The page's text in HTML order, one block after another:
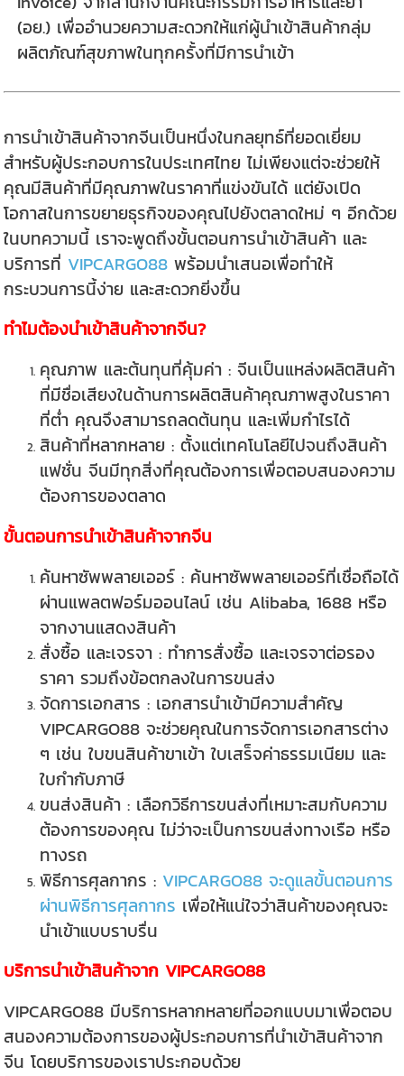
(อย.) เพื่ออำนวยความสะดวกให้แก่ผู้นำเข้าสินค้ากลุ่ม
ผลิตภัณฑ์สุขภาพในทุกครั้งที่มีการนำเข้า
การนำเข้าสินค้าจากจีนเป็นหนึ่งในกลยุทธ์ที่ยอดเยี่ยม
สำหรับผู้ประกอบการในประเทศไทย ไม่เพียงแต่จะช่วยให้
คุณมีสินค้าที่มีคุณภาพในราคาที่แข่งขันได้ แต่ยังเปิด
โอกาสในการขยายธุรกิจของคุณไปยังตลาดใหม่ ๆ อีกด้วย
ในบทความนี้ เราจะพูดถึงขั้นตอนการนำเข้าสินค้า และ
บริการที่ VIPCARGO88 พร้อมนำเสนอเพื่อทำให้
กระบวนการนี้ง่าย และสะดวกยิ่งขึ้น
ทำไมต้องนำเข้าสินค้าจากจีน?
คุณภาพ และต้นทุนที่คุ้มค่า : จีนเป็นแหล่งผลิตสินค้า
ที่มีชื่อเสียงในด้านการผลิตสินค้าคุณภาพสูงในราคา
ที่ต่ำ คุณจึงสามารถลดต้นทุน และเพิ่มกำไรได้
สินค้าที่หลากหลาย : ตั้งแต่เทคโนโลยีไปจนถึงสินค้า
แฟชั่น จีนมีทุกสิ่งที่คุณต้องการเพื่อตอบสนองความ
ต้องการของตลาด
ขั้นตอนการนำเข้าสินค้าจากจีน
ค้นหาซัพพลายเออร์ : ค้นหาซัพพลายเออร์ที่เชื่อถือได้
ผ่านแพลตฟอร์มออนไลน์ เช่น Alibaba, 1688 หรือ
จากงานแสดงสินค้า
สั่งซื้อ และเจรจา : ทำการสั่งซื้อ และเจรจาต่อรอง
ราคา รวมถึงข้อตกลงในการขนส่ง
จัดการเอกสาร : เอกสารนำเข้ามีความสำคัญ
VIPCARGO88 จะช่วยคุณในการจัดการเอกสารต่าง
ๆ เช่น ใบขนสินค้าขาเข้า ใบเสร็จค่าธรรมเนียม และ
ใบกำกับภาษี
ขนส่งสินค้า : เลือกวิธีการขนส่งที่เหมาะสมกับความ
ต้องการของคุณ ไม่ว่าจะเป็นการขนส่งทางเรือ หรือ
ทางรถ
พิธีการศุลกากร : VIPCARGO88 จะดูแลขั้นตอนการ
ผ่านพิธีการศุลกากร เพื่อให้แน่ใจว่าสินค้าของคุณจะ
นำเข้าแบบราบรื่น
บริการนำเข้าสินค้าจาก VIPCARGO88
VIPCARGO88 มีบริการหลากหลายที่ออกแบบมาเพื่อตอบ
สนองความต้องการของผู้ประกอบการที่นำเข้าสินค้าจาก
จีน โดยบริการของเราประกอบด้วย